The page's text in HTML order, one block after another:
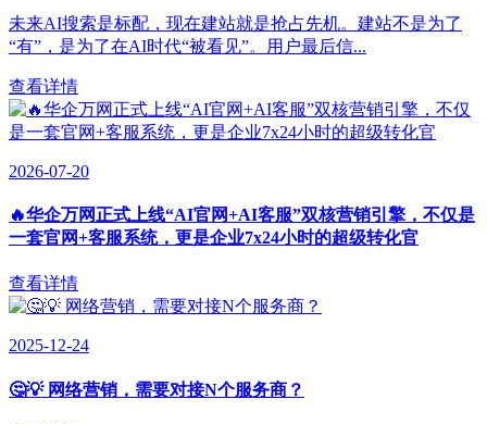
未来AI搜索是标配，现在建站就是抢占先机。建站不是为了
“有”，是为了在AI时代“被看见”。用户最后信...
查看详情
2026-07-20
🔥华企万网正式上线“AI官网+AI客服”双核营销引擎，不仅是
一套官网+客服系统，更是企业7x24小时的超级转化官
查看详情
2025-12-24
🤔💡 网络营销，需要对接N个服务商？